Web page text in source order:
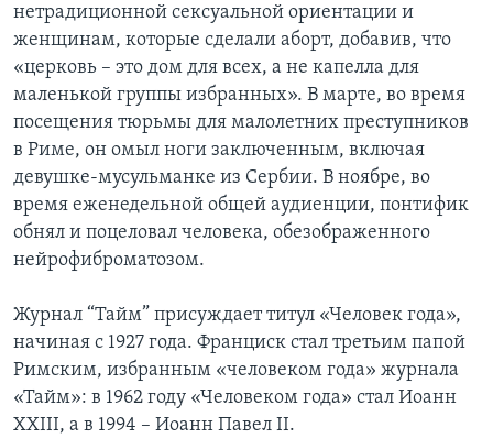
нетрадиционной сексуальной ориентации и
женщинам, которые сделали аборт, добавив, что
«церковь – это дом для всех, а не капелла для
маленькой группы избранных». В марте, во время
посещения тюрьмы для малолетних преступников
в Риме, он омыл ноги заключенным, включая
девушке-мусульманке из Сербии. В ноябре, во
время еженедельной общей аудиенции, понтифик
обнял и поцеловал человека, обезображенного
нейрофиброматозом.
Журнал “Тайм” присуждает титул «Человек года»,
начиная с 1927 года. Франциск стал третьим папой
Римским, избранным «человеком года» журнала
«Тайм»: в 1962 году «Человеком года» стал Иоанн
XXIII, а в 1994 – Иоанн Павел II.